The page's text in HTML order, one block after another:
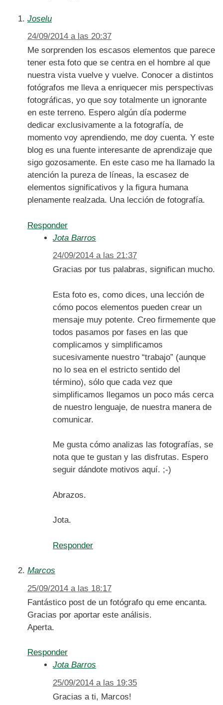
Joselu
24/09/2014 a las 20:37
Me sorprenden los escasos elementos que parece
tener esta foto que se centra en el hombre al que
nuestra vista vuelve y vuelve. Conocer a distintos
fotógrafos me lleva a enriquecer mis perspectivas
fotográficas, yo que soy totalmente un ignorante
en este terreno. Espero algún día poderme
dedicar exclusivamente a la fotografía, de
momento voy aprendiendo, me doy cuenta. Y este
blog es una fuente interesante de aprendizaje que
sigo gozosamente. En este caso me ha llamado la
atención la pureza de líneas, la escasez de
elementos significativos y la figura humana
plenamente realzada. Una lección de fotografía.
Responder
Jota Barros
24/09/2014 a las 21:37
Gracias por tus palabras, significan mucho.
Esta foto es, como dices, una lección de
cómo pocos elementos pueden crear un
mensaje muy potente. Creo firmemente que
todos pasamos por fases en las que
complicamos y simplificamos
sucesivamente nuestro “trabajo” (aunque
no lo sea en el estricto sentido del
término), sólo que cada vez que
simplificamos llegamos un poco más cerca
de nuestro lenguaje, de nuestra manera de
comunicar.
Me gusta cómo analizas las fotografías, se
nota que te gustan y las disfrutas. Espero
seguir dándote motivos aquí. ;-)
Abrazos.
Jota.
Responder
Marcos
25/09/2014 a las 18:17
Fantástico post de un fotógrafo qu eme encanta.
Gracias por aportar este análisis.
Aperta.
Responder
Jota Barros
25/09/2014 a las 19:35
Gracias a ti, Marcos!